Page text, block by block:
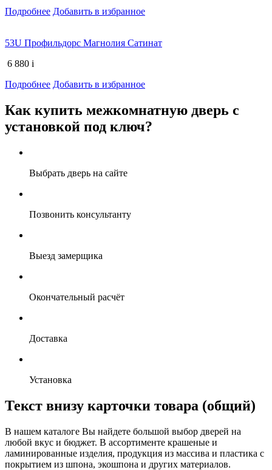
Подробнее Добавить в избранное
53U Профильдорс Магнолия Сатинат
6 880 i
Подробнее Добавить в избранное
Как купить межкомнатную дверь с
установкой под ключ?
Выбрать дверь на сайте
Позвонить консультанту
Выезд замерщика
Окончательный расчёт
Доставка
Установка
Текст внизу карточки товара (общий)
В нашем каталоге Вы найдете большой выбор дверей на
любой вкус и бюджет. В ассортименте крашеные и
ламинированные изделия, продукция из массива и пластика с
покрытием из шпона, экошпона и других материалов.